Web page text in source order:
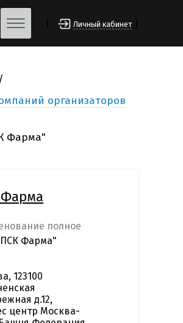
Личный кабинет
организаторов
Фарма"
полное
Фарма"
123100
д.12,
центр Москва-